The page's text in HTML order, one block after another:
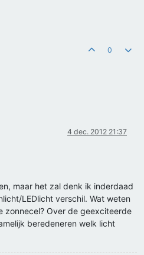
0
4 dec. 2012 21:37
maar het zal denk ik inderdaad
LEDlicht verschil. Wat weten
zonnecel? Over de geexciteerde
beredeneren welk licht